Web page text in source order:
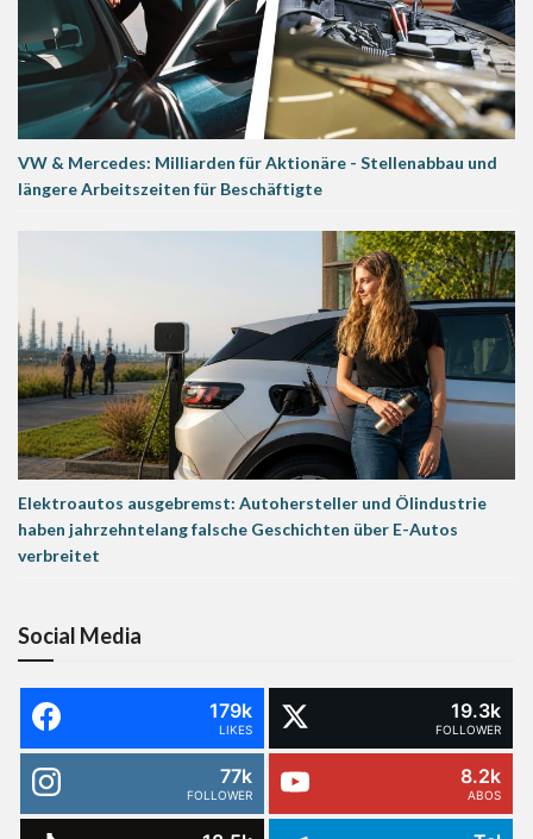
VW & Mercedes: Milliarden für Aktionäre - Stellenabbau und
längere Arbeitszeiten für Beschäftigte
Elektroautos ausgebremst: Autohersteller und Ölindustrie
haben jahrzehntelang falsche Geschichten über E-Autos
verbreitet
Social Media
179k
LIKES
19.3k
FOLLOWER
77k
FOLLOWER
8.2k
ABOS